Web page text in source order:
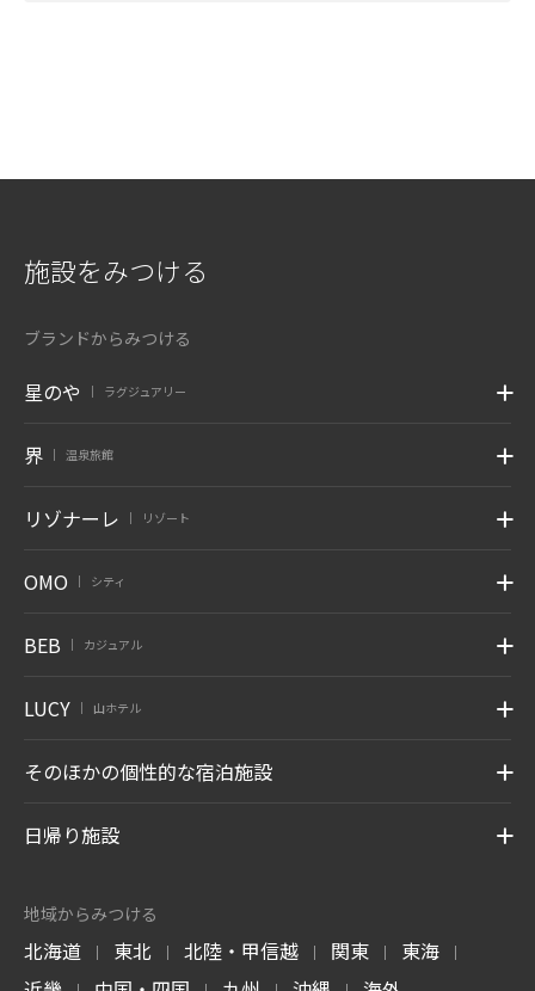
施設をみつける
ブランドからみつける
星のや ラグジュアリー
界 温泉旅館
リゾナーレ リゾート
OMO シティ
BEB カジュアル
LUCY 山ホテル
そのほかの個性的な宿泊施設
日帰り施設
地域からみつける
北海道 | 東北 | 北陸・甲信越 | 関東 | 東海 |